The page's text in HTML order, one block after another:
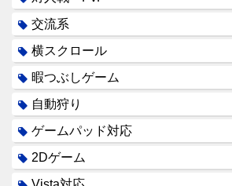
交流系
横スクロール
暇つぶしゲーム
自動狩り
ゲームパッド対応
2Dゲーム